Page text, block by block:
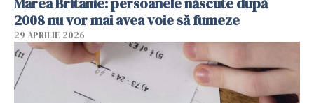
2008 nu vor mai avea voie să fumeze
29 APRILIE 2026